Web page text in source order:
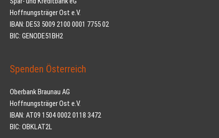
Hoffnungsträger Ost e.V.
IBAN: DE53 5009 2100 0001 7755 02
BIC: GENODE51BH2
Spenden Österreich
Oberbank Braunau AG
Hoffnungsträger Ost e.V.
IBAN: AT09 1504 0002 0118 3472
BIC: OBKLAT2L